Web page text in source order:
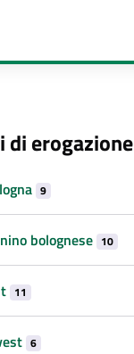
erogazione
9
bolognese 10
11
6